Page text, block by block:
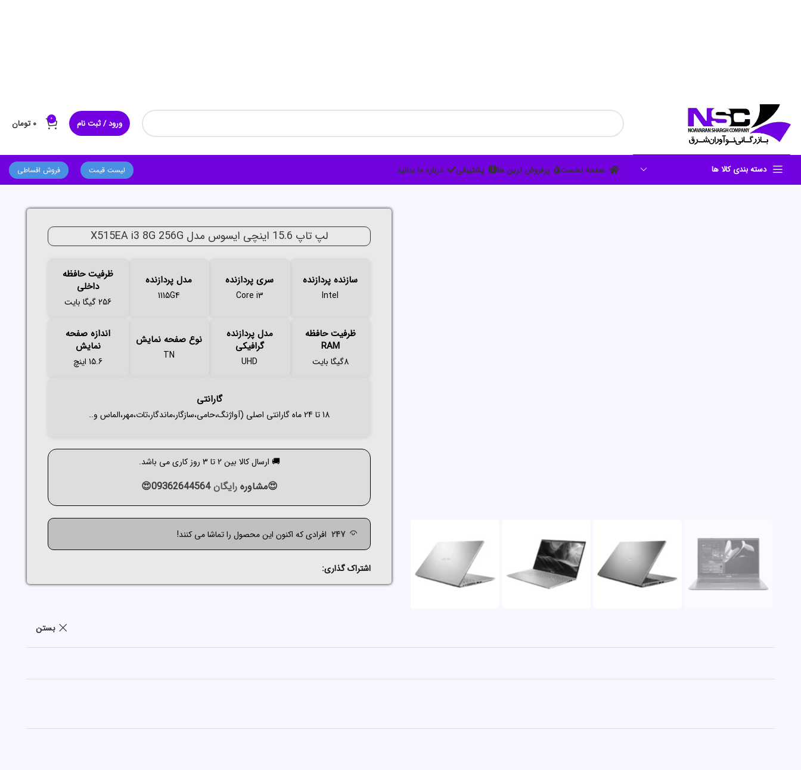
ورود / ثبت نام 0 ۰ تومان
دسته بندی کالا ها صفحه نخست پرفروش ترین ها پشتیبانی درباره ما بدانید لیست قیمت فروش اقساطی جدید
لپ تاپ 15.6 اینچی ایسوس مدل X515EA i3 8G 256G
سازنده پردازنده
Intel
سری پردازنده
Core i3
مدل پردازنده
1115G4
ظرفیت حافظه
داخلی
256 گیگا بایت
ظرفیت حافظه
RAM
8گیگا بایت
مدل پردازنده
گرافیکی
UHD
نوع صفحه نمایش
TN
اندازه صفحه
نمایش
15.6 اینچ
گارانتی
18 تا 24 ماه گارانتی اصلی (آواژنگ،حامی،سازگار،ماندگار،تات،مهر،الماس و..
🚚 ارسال کالا بین 2 تا 3 روز کاری می باشد.
😍مشاورهرایگان09362644564😍
247 افرادی که اکنون این محصول را تماشا می کنند!
اشتراک گذاری:
بستن